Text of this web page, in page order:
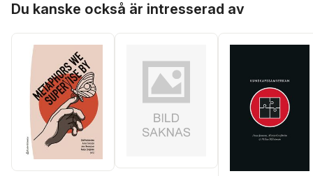
Johann Packendorff,
Kerstin Svensson
Lennart G Svensson
Du kanske också är intresserad av